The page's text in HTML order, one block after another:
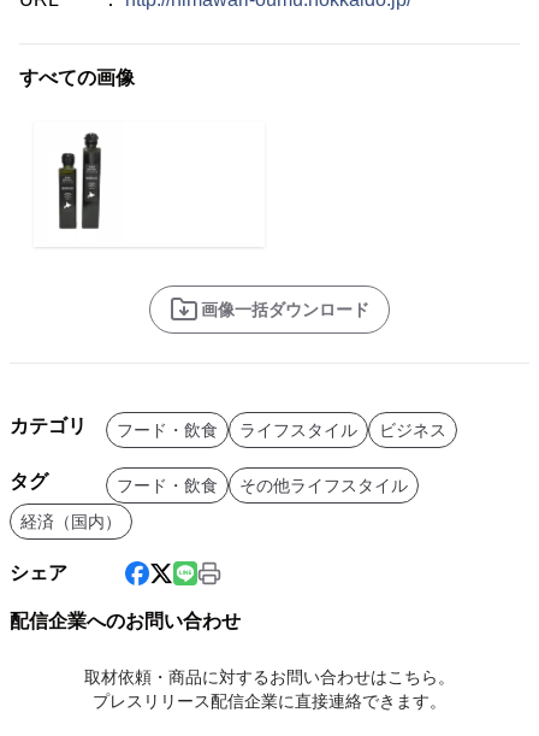
すべての画像
画像一括ダウンロード
カテゴリ フード・飲食 ライフスタイル ビジネス
タグ フード・飲食
その他ライフスタイル
経済（国内）
シェア
配信企業へのお問い合わせ
取材依頼・商品に対するお問い合わせはこちら。
プレスリリース配信企業に直接連絡できます。